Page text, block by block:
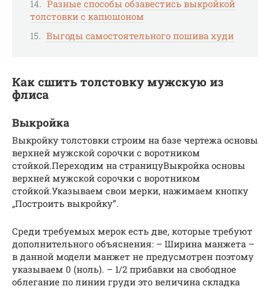
Разные способы обзавестись выкройкой
толстовки с капюшоном
Выгоды самостоятельного пошива худи
Как сшить толстовку мужскую из
флиса
Выкройка
Выкройку толстовки строим на базе чертежа основы
верхней мужской сорочки с воротником
стойкой.Переходим на страницуВыкройка основы
верхней мужской сорочки с воротником
стойкой.Указываем свои мерки, нажимаем кнопку
„Построить выкройку”.
Среди требуемых мерок есть две, которые требуют
дополнительного объяснения: – Ширина манжета –
в данной модели манжет не предусмотрен поэтому
указываем 0 (ноль). – 1/2 прибавки на свободное
облегание по линии груди это величина складка